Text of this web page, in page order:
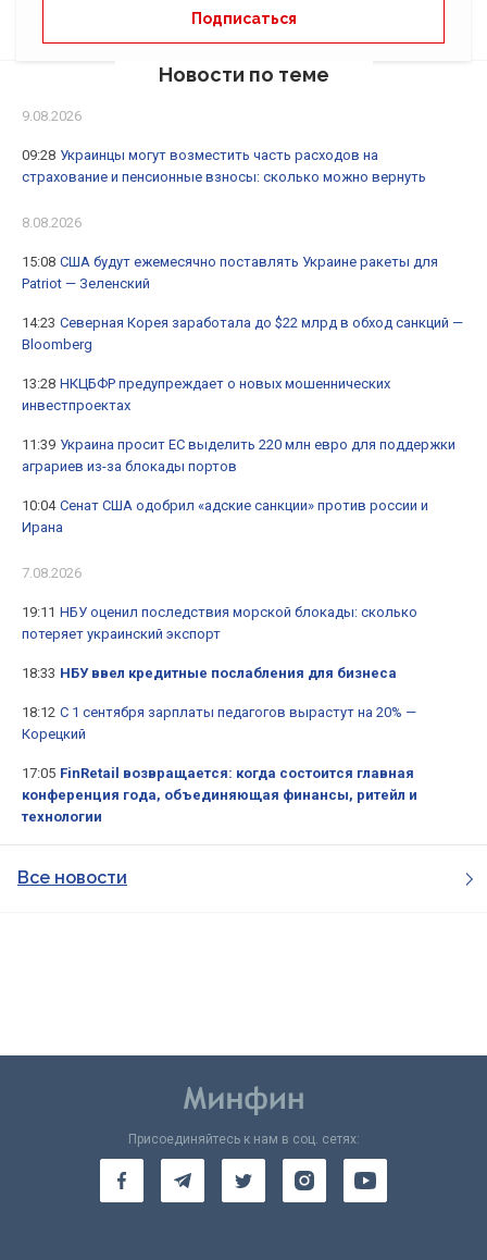
Новости по теме
9.08.2026
09:28 Украинцы могут возместить часть расходов на
страхование и пенсионные взносы: сколько можно вернуть
8.08.2026
15:08 США будут ежемесячно поставлять Украине ракеты для
Patriot — Зеленский
14:23 Северная Корея заработала до $22 млрд в обход санкций —
Bloomberg
13:28 НКЦБФР предупреждает о новых мошеннических
инвестпроектах
11:39 Украина просит ЕС выделить 220 млн евро для поддержки
аграриев из-за блокады портов
10:04 Сенат США одобрил «адские санкции» против россии и
Ирана
7.08.2026
19:11 НБУ оценил последствия морской блокады: сколько
потеряет украинский экспорт
18:33 НБУ ввел кредитные послабления для бизнеса
18:12 С 1 сентября зарплаты педагогов вырастут на 20% —
Корецкий
17:05 FinRetail возвращается: когда состоится главная
конференция года, объединяющая финансы, ритейл и
технологии
Все новости
Присоединяйтесь к нам в соц. сетях: